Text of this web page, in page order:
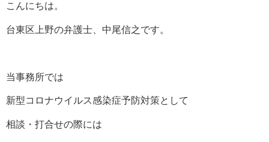
こんにちは。
台東区上野の弁護士、中尾信之です。
当事務所では
新型コロナウイルス感染症予防対策として
相談・打合せの際には